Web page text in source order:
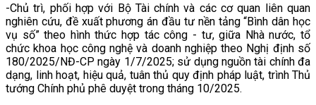
-Chủ trì, phối hợp với Bộ Tài chính và các cơ quan liên quan
nghiên cứu, đề xuất phương án đầu tư nền tảng “Bình dân học
vụ số” theo hình thức hợp tác công - tư, giữa Nhà nước, tổ
chức khoa học công nghệ và doanh nghiệp theo Nghị định số
180/2025/NĐ-CP ngày 1/7/2025; sử dụng nguồn tài chính đa
dạng, linh hoạt, hiệu quả, tuân thủ quy định pháp luật, trình Thủ
tướng Chính phủ phê duyệt trong tháng 10/2025.